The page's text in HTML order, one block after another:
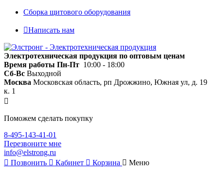
Сборка щитового оборудования
Написать нам
Электротехническая продукция по оптовым ценам
Время работы Пн-Пт 10:00 - 18:00
Сб-Вс Выходной
Москва Московская область, рп Дрожжино, Южная ул, д. 19
к. 1
Поможем сделать покупку
8-495-143-41-01
Перезвоните мне
info@elstrong.ru
Позвонить
Кабинет Корзина Меню